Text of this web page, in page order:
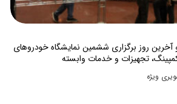
روز برگزاری ششمین نمایشگاه خودروهای
تجهیزات و خدمات وابسته
ویژه